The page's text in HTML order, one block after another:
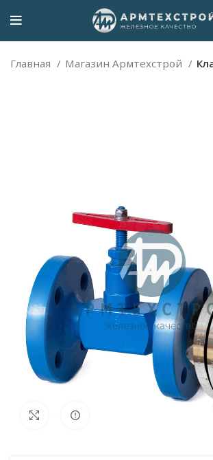
Главная Магазин Армтехстрой
УвеличитьВнешний вид изделия может